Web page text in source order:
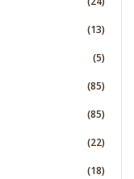
(13)
(5)
(85)
(85)
(22)
(18)